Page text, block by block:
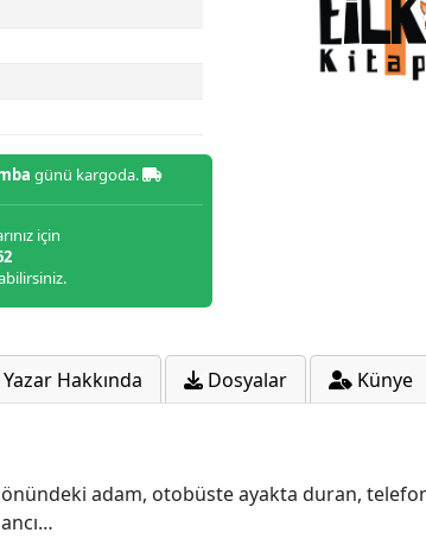
günü kargoda.
için
Yazar Hakkında Dosyalar Künye
önündeki adam, otobüste ayakta duran,